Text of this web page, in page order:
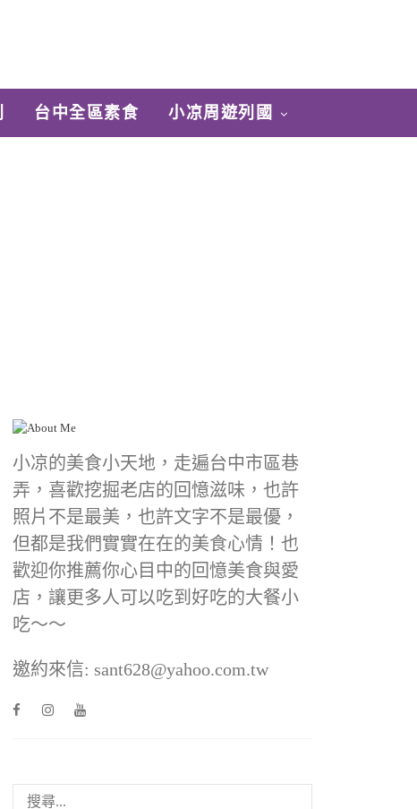
台中全區素食 小凉周遊列國
小凉的美食小天地，走遍台中市區巷
弄，喜歡挖掘老店的回憶滋味，也許
照片不是最美，也許文字不是最優，
但都是我們實實在在的美食心情！也
歡迎你推薦你心目中的回憶美食與愛
店，讓更多人可以吃到好吃的大餐小
吃～～
邀約來信: sant628@yahoo.com.tw